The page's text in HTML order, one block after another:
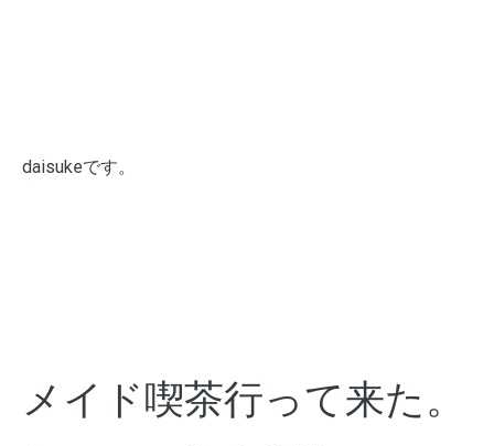
daisukeです。
メイド喫茶行って来た。